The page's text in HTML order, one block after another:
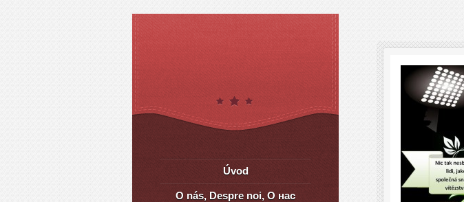
Úvod
O nás, Despre noi, О нас